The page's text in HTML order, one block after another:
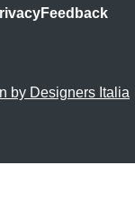
Feedback
by Designers Italia